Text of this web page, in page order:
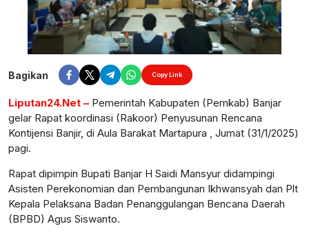
Bagikan Copy Link
Liputan24.Net – Pemerintah Kabupaten (Pemkab) Banjar
gelar Rapat koordinasi (Rakoor) Penyusunan Rencana
Kontijensi Banjir, di Aula Barakat Martapura , Jumat (31/1/2025)
pagi.
Rapat dipimpin Bupati Banjar H Saidi Mansyur didampingi
Asisten Perekonomian dan Pembangunan Ikhwansyah dan Plt
Kepala Pelaksana Badan Penanggulangan Bencana Daerah
(BPBD) Agus Siswanto.